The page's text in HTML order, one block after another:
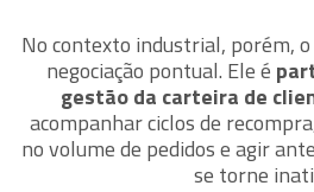
No contexto industrial, porém,
negociação pontual. Ele é
gestão da carteira de
acompanhar ciclos de
no volume de pedidos e agir
se torne